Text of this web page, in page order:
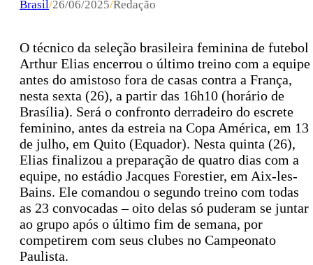
Brasil/26/06/2025/Redação
O técnico da seleção brasileira feminina de futebol
Arthur Elias encerrou o último treino com a equipe
antes do amistoso fora de casas contra a França,
nesta sexta (26), a partir das 16h10 (horário de
Brasília). Será o confronto derradeiro do escrete
feminino, antes da estreia na Copa América, em 13
de julho, em Quito (Equador). Nesta quinta (26),
Elias finalizou a preparação de quatro dias com a
equipe, no estádio Jacques Forestier, em Aix-les-
Bains. Ele comandou o segundo treino com todas
as 23 convocadas – oito delas só puderam se juntar
ao grupo após o último fim de semana, por
competirem com seus clubes no Campeonato
Paulista.